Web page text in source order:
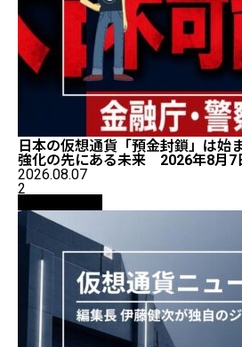
日本の仮想通貨「預金封鎖」は
強化の先にある未来 2026年8月
2026.08.07
2